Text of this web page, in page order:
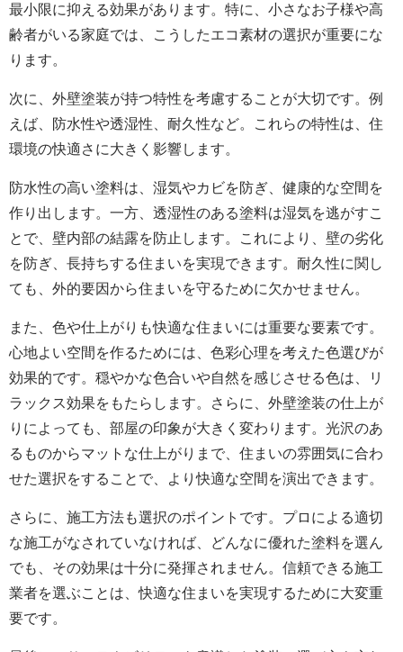
最小限に抑える効果があります。特に、小さなお子様や高
齢者がいる家庭では、こうしたエコ素材の選択が重要にな
ります。
次に、外壁塗装が持つ特性を考慮することが大切です。例
えば、防水性や透湿性、耐久性など。これらの特性は、住
環境の快適さに大きく影響します。
防水性の高い塗料は、湿気やカビを防ぎ、健康的な空間を
作り出します。一方、透湿性のある塗料は湿気を逃がすこ
とで、壁内部の結露を防止します。これにより、壁の劣化
を防ぎ、長持ちする住まいを実現できます。耐久性に関し
ても、外的要因から住まいを守るために欠かせません。
また、色や仕上がりも快適な住まいには重要な要素です。
心地よい空間を作るためには、色彩心理を考えた色選びが
効果的です。穏やかな色合いや自然を感じさせる色は、リ
ラックス効果をもたらします。さらに、外壁塗装の仕上が
りによっても、部屋の印象が大きく変わります。光沢のあ
るものからマットな仕上がりまで、住まいの雰囲気に合わ
せた選択をすることで、より快適な空間を演出できます。
さらに、施工方法も選択のポイントです。プロによる適切
な施工がなされていなければ、どんなに優れた塗料を選ん
でも、その効果は十分に発揮されません。信頼できる施工
業者を選ぶことは、快適な住まいを実現するために大変重
要です。